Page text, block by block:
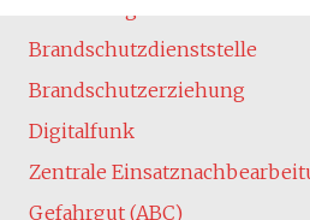
Brandschutzdienststelle
Brandschutzerziehung
Digitalfunk
Zentrale
Gefahrgut (ABC)